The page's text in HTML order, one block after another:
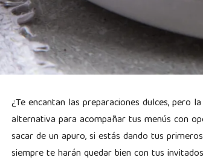
¿Te encantan las preparaciones dulces,
alternativa para acompañar tus menús con
sacar de un apuro, si estás dando tus
siempre te harán quedar bien con tus